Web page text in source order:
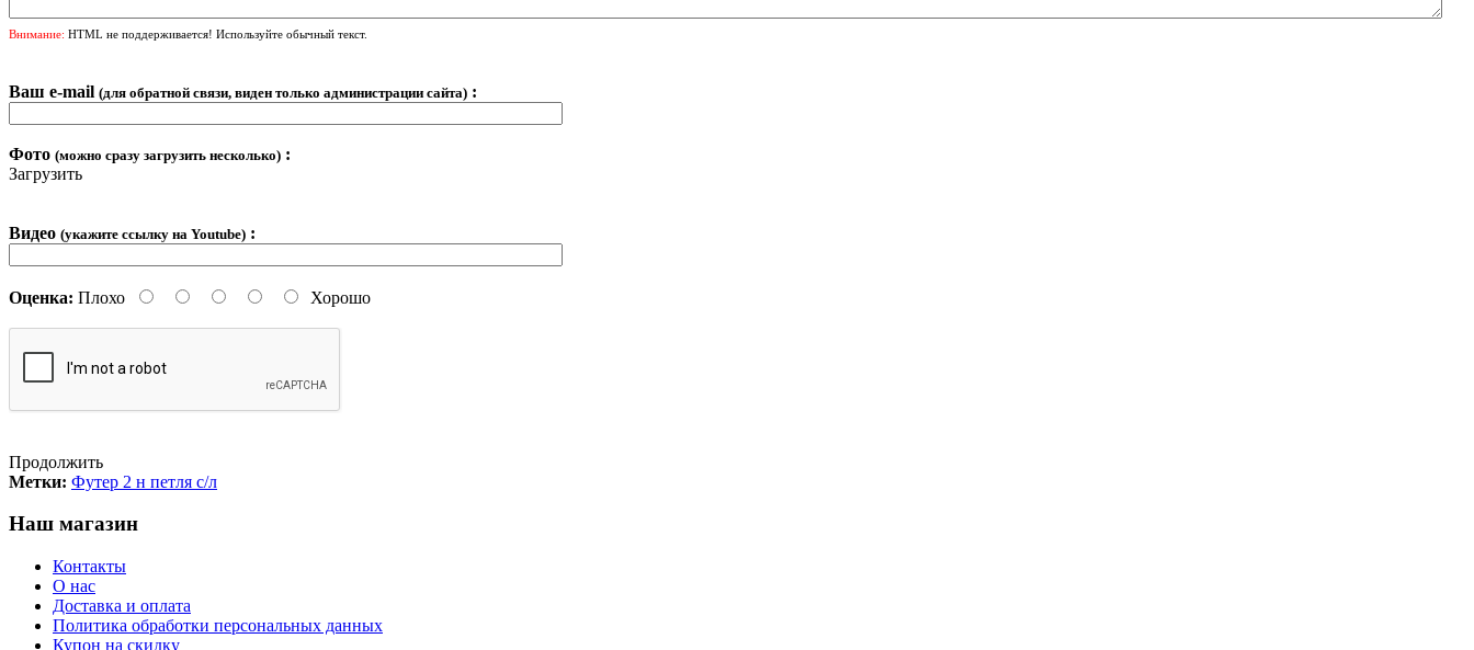
Внимание: HTML не поддерживается! Используйте обычный текст.
Ваш e-mail (для обратной связи, виден только администрации сайта) :
Фото (можно сразу загрузить несколько) :
Загрузить
Видео (укажите ссылку на Youtube) :
Оценка: Плохо Хорошо
Продолжить
Метки: Футер 2 н петля с/л
Наш магазин
Контакты
О нас
Доставка и оплата
Политика обработки персональных данных
Купон на скидку